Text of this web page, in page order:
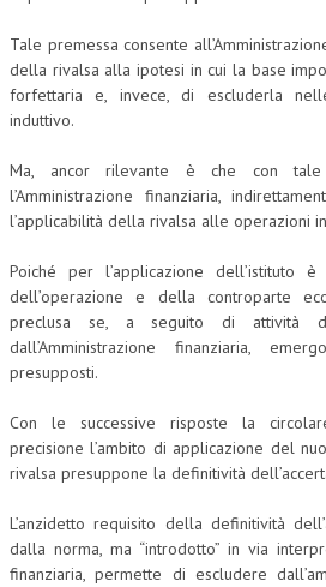
Tale premessa consente
della rivalsa alla ipotesi in cui la base
forfettaria e, invece, di escluderla
induttivo.
Ma, ancor rilevante è che con tale
l’Amministrazione finanziaria,
l’applicabilità della rivalsa alle operazioni
Poiché per l’applicazione dell’istituto è
dell’operazione e della controparte
preclusa se, a seguito di attività di
dall’Amministrazione finanziaria,
presupposti.
Con le successive risposte la
precisione l’ambito di applicazione del
rivalsa presuppone la definitività
L’anzidetto requisito della definitività
dalla norma, ma “introdotto” in via
finanziaria, permette di escludere